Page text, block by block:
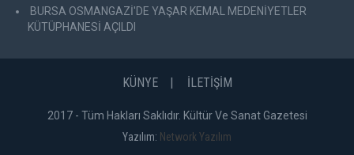
BURSA OSMANGAZİ'DE YAŞAR KEMAL MEDENİYETLER
KÜTÜPHANESİ AÇILDI
KÜNYE İLETİŞİM
2017 - Tüm Hakları Saklıdır. Kültür Ve Sanat Gazetesi
Yazılım: Network Yazılım